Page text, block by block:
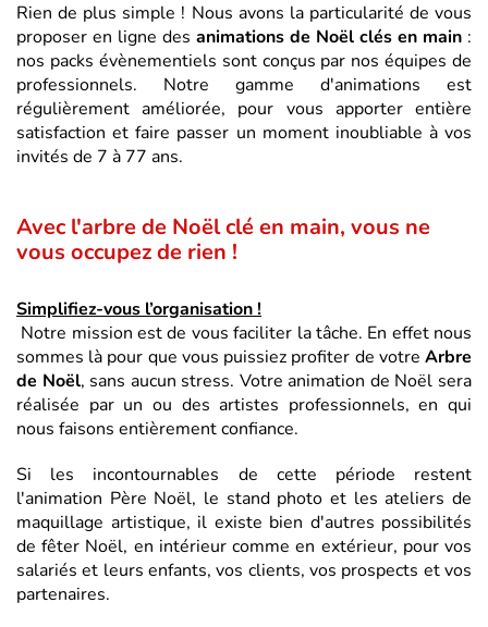
Rien de plus simple ! Nous avons la particularité de vous
proposer en ligne des animations de Noël clés en main :
nos packs évènementiels sont conçus par nos équipes de
professionnels. Notre gamme d'animations est
régulièrement améliorée, pour vous apporter entière
satisfaction et faire passer un moment inoubliable à vos
invités de 7 à 77 ans.
Avec l'arbre de Noël clé en main, vous ne
vous occupez de rien !
Simplifiez-vous l’organisation !
Notre mission est de vous faciliter la tâche. En effet nous
sommes là pour que vous puissiez profiter de votre Arbre
de Noël, sans aucun stress. Votre animation de Noël sera
réalisée par un ou des artistes professionnels, en qui
nous faisons entièrement confiance.
Si les incontournables de cette période restent
l'animation Père Noël, le stand photo et les ateliers de
maquillage artistique, il existe bien d'autres possibilités
de fêter Noël, en intérieur comme en extérieur, pour vos
salariés et leurs enfants, vos clients, vos prospects et vos
partenaires.